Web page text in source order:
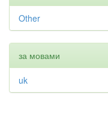
Other
за мовами
uk